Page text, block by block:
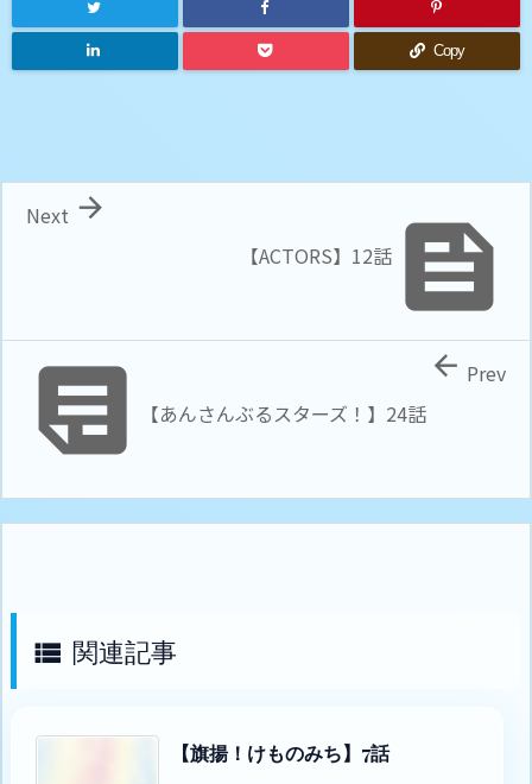
Copy

【ACTORS】12話

Next
 【あんさんぶるスターズ！】24話
 Prev
 関連記事
【旗揚！けものみち】7話